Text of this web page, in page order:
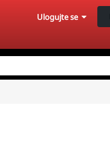
Ulogujte se